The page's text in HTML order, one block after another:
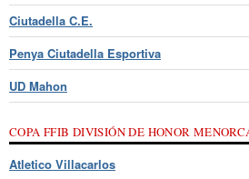
Ciutadella C.E.
Penya Ciutadella Esportiva
UD Mahon
COPA FFIB DIVISIÓN DE HONOR
Atletico Villacarlos